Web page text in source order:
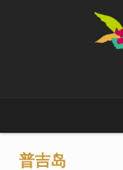
首页
普吉岛